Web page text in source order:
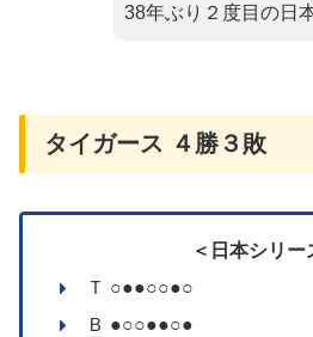
38年ぶり２度目の日
タイガース ４勝３敗
＜日本シリー
Ｔ ○●●○○●○
Ｂ ●○○●●○●